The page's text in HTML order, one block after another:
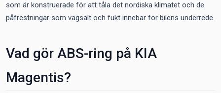
som är konstruerade för att tåla det nordiska klimatet och de
påfrestningar som vägsalt och fukt innebär för bilens underrede.
Vad gör ABS-ring på KIA
Magentis?